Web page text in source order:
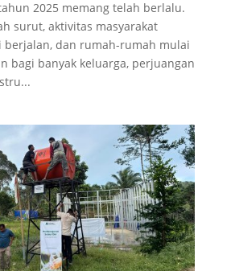
2025 memang telah berlalu.
surut, aktivitas masyarakat
berjalan, dan rumah-rumah mulai
bagi banyak keluarga, perjuangan